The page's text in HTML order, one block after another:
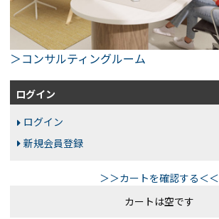
＞コンサルティングルーム
ログイン
ログイン
新規会員登録
＞＞カートを確認する＜＜
カートは空です